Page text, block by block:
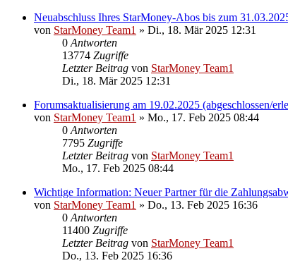
Neuabschluss Ihres StarMoney-Abos bis zum
von StarMoney Team1 » Di., 18. Mär 2025 12:31
0 Antworten
13774 Zugriffe
Letzter Beitrag von StarMoney Team1
Di., 18. Mär 2025 12:31
Forumsaktualisierung am 19.02.2025 (abgeschlossen/
von StarMoney Team1 » Mo., 17. Feb 2025 08:44
0 Antworten
7795 Zugriffe
Letzter Beitrag von StarMoney Team1
Mo., 17. Feb 2025 08:44
Wichtige Information: Neuer Partner für die
von StarMoney Team1 » Do., 13. Feb 2025 16:36
0 Antworten
11400 Zugriffe
Letzter Beitrag von StarMoney Team1
Do., 13. Feb 2025 16:36